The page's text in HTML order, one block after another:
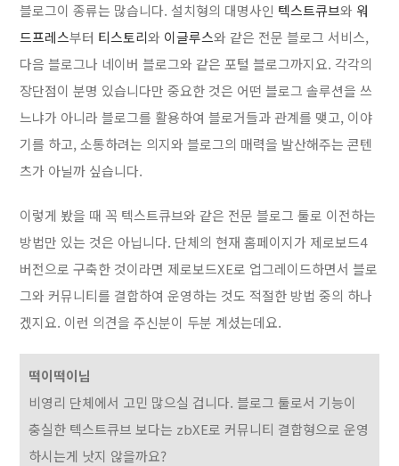
블로그이 종류는 많습니다. 설치형의 대명사인 텍스트큐브와 워
드프레스부터 티스토리와 이글루스와 같은 전문 블로그 서비스,
다음 블로그나 네이버 블로그와 같은 포털 블로그까지요. 각각의
장단점이 분명 있습니다만 중요한 것은 어떤 블로그 솔루션을 쓰
느냐가 아니라 블로그를 활용하여 블로거들과 관계를 맺고, 이야
기를 하고, 소통하려는 의지와 블로그의 매력을 발산해주는 콘텐
츠가 아닐까 싶습니다.
이렇게 봤을 때 꼭 텍스트큐브와 같은 전문 블로그 툴로 이전하는
방법만 있는 것은 아닙니다. 단체의 현재 홈페이지가 제로보드4
버전으로 구축한 것이라면 제로보드XE로 업그레이드하면서 블로
그와 커뮤니티를 결합하여 운영하는 것도 적절한 방법 중의 하나
겠지요. 이런 의견을 주신분이 두분 계셨는데요.
떡이떡이님
비영리 단체에서 고민 많으실 겁니다. 블로그 툴로서 기능이
충실한 텍스트큐브 보다는 zbXE로 커뮤니티 결합형으로 운영
하시는게 낫지 않을까요?